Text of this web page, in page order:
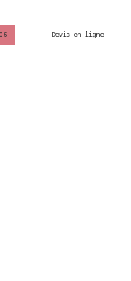
Devis en ligne